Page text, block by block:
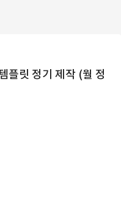
플릿 정기 제작 (월 정